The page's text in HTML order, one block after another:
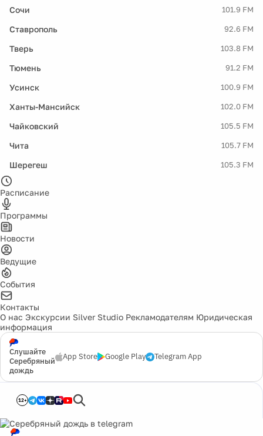
Сочи 101.9 FM
Ставрополь 92.6 FM
Тверь 103.8 FM
Тюмень 91.2 FM
Усинск 100.9 FM
Ханты-Мансийск 102.0 FM
Чайковский 105.5 FM
Чита 105.7 FM
Шерегеш 105.3 FM
Расписание
Программы
Новости
Ведущие
События
Контакты
О нас Экскурсии Silver Studio Рекламодателям Юридическая
информация
Слушайте
Серебряный
дождь
App Store Google Play Telegram App
12+